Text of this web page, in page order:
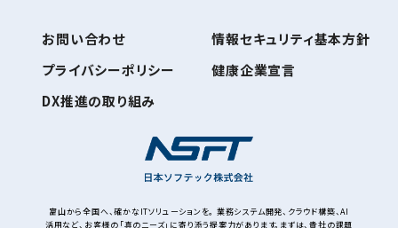
お問い合わせ
プライバシーポリシー
DX推進の取り組み
情報セキュリティ基本方針
健康企業宣言
富山から全国へ、確かなITソリューションを。 業務システム開発、クラウド構築、AI
活用など、お客様の「真のニーズ」に寄り添う提案力があります。まずは、貴社の課題